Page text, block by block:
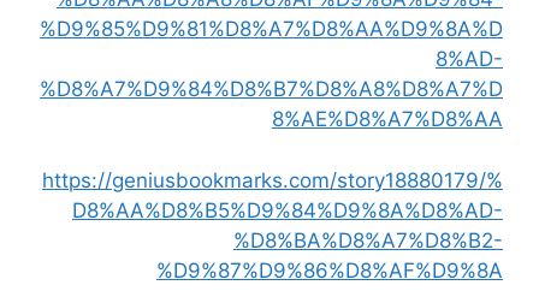
%D9%85%D9%81%D8%A7%D8%AA%D9%8A%D
8%AD-
%D8%A7%D9%84%D8%B7%D8%A8%D8%A7%D
8%AE%D8%A7%D8%AA
https://geniusbookmarks.com/story18880179/%
D8%AA%D8%B5%D9%84%D9%8A%D8%AD-
%D8%BA%D8%A7%D8%B2-
%D9%87%D9%86%D8%AF%D9%8A